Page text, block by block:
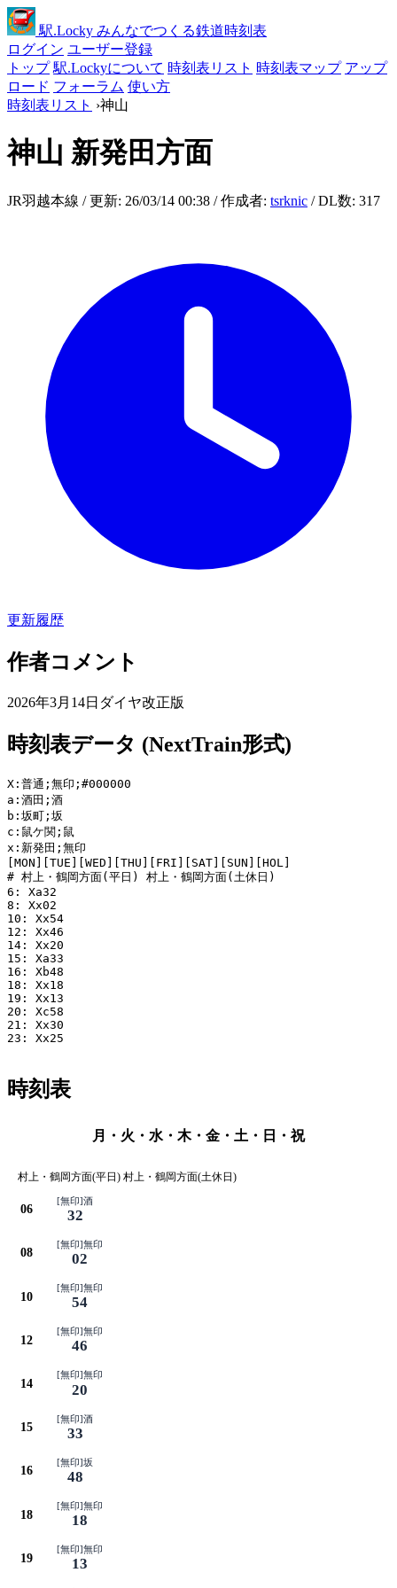
駅.Locky みんなでつくる鉄道時刻表
ログイン ユーザー登録
トップ 駅.Lockyについて 時刻表リスト 時刻表マップ アップ
ロード フォーラム 使い方
時刻表リスト ›神山
神山 新発田方面
JR羽越本線 / 更新: 26/03/14 00:38 / 作成者: tsrknic / DL数: 317
更新履歴
作者コメント
2026年3月14日ダイヤ改正版
時刻表データ (NextTrain形式)
X:普通;無印;#000000
a:酒田;酒
b:坂町;坂
c:鼠ケ関;鼠
x:新発田;無印
[MON][TUE][WED][THU][FRI][SAT][SUN][HOL]
# 村上・鶴岡方面(平日) 村上・鶴岡方面(土休日)
6: Xa32
8: Xx02
10: Xx54
12: Xx46
14: Xx20
15: Xa33
16: Xb48
18: Xx18
19: Xx13
20: Xc58
21: Xx30
23: Xx25
時刻表
月・火・水・木・金・土・日・祝
村上・鶴岡方面(平日) 村上・鶴岡方面(土休日)
06
[無印]酒
32
08
[無印]無印
02
10
[無印]無印
54
12
[無印]無印
46
14
[無印]無印
20
15
[無印]酒
33
16
[無印]坂
48
18
[無印]無印
18
19
[無印]無印
13